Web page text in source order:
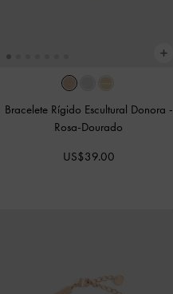
Bracelete Rígido Escultural Donora -
Rosa-Dourado
US$39.00